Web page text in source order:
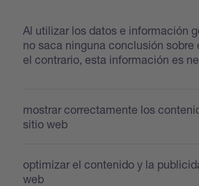
Al utilizar los datos e información
no saca ninguna conclusión sobre
el contrario, esta información es
mostrar correctamente los
sitio web
optimizar el contenido y la
web